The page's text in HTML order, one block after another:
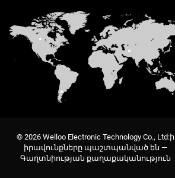
© 2026 Welloo Electronic Technology Co., Ltd:ի
իրավունքները պաշտպանված են —
Գաղտնիության քաղաքականություն